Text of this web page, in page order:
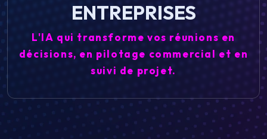
ENTREPRISES
L'IA qui transforme vos réunions en
décisions, en pilotage commercial et en
suivi de projet.